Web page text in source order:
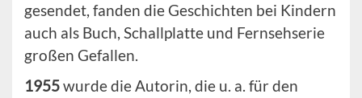
gesendet, fanden die Geschichten bei Kindern
auch als Buch, Schallplatte und Fernsehserie
großen Gefallen.
1955wurde die Autorin, die u. a. für den